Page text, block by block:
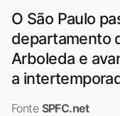
O São Paulo
departamento
Arboleda e
a
Fonte SPFC.net